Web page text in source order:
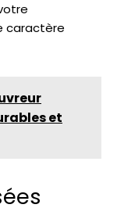
caractère
et